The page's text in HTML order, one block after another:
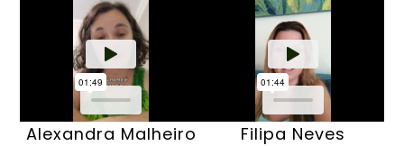
Alexandra Malheiro Filipa Neves